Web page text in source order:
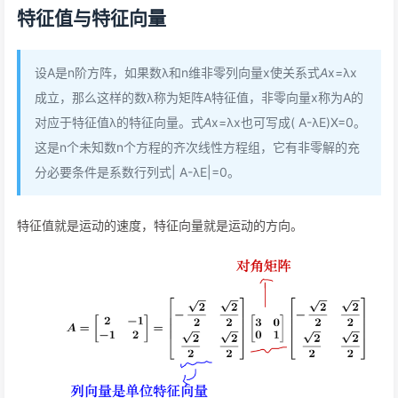
特征值与特征向量
设A是n阶方阵，如果数λ和n维非零列向量x使关系式Ax=λx
成立，那么这样的数λ称为矩阵A特征值，非零向量x称为A的
对应于特征值λ的特征向量。式Ax=λx也可写成( A-λE)X=0。
这是n个未知数n个方程的齐次线性方程组，它有非零解的充
分必要条件是系数行列式| A-λE|=0。
特征值就是运动的速度，特征向量就是运动的方向。